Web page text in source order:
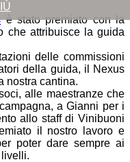
è stato premiato con la
che attribuisce la guida
delle commissioni
della guida, il Nexus
nostra cantina.
alle maestranze che
a Gianni per i
allo staff di Vinibuoni
il nostro lavoro e
poter dare sempre ai